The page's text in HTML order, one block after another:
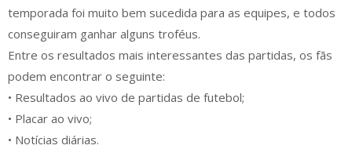
temporada foi muito bem sucedida para as equipes, e todos
conseguiram ganhar alguns troféus.
Entre os resultados mais interessantes das partidas, os fãs
podem encontrar o seguinte:
• Resultados ao vivo de partidas de futebol;
• Placar ao vivo;
• Notícias diárias.